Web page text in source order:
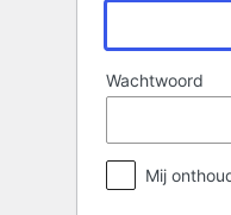
Wachtwoord
Mij